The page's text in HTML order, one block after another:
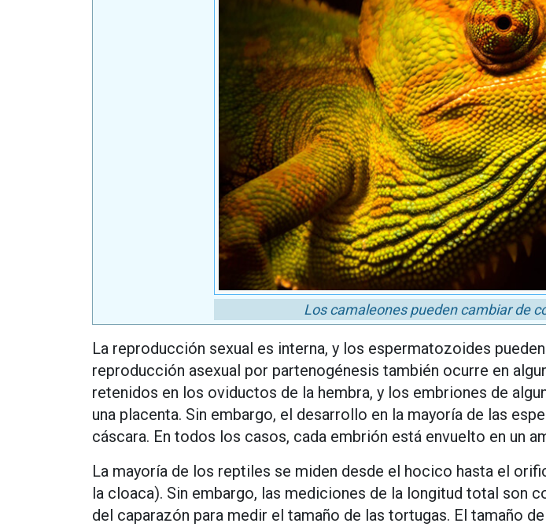
Los camaleones pueden cambiar de
La reproducción sexual es interna, y los espermatozoides
reproducción asexual por partenogénesis también ocurre en
retenidos en los oviductos de la hembra, y los embriones de
una placenta. Sin embargo, el desarrollo en la mayoría de las
cáscara. En todos los casos, cada embrión está envuelto en un
La mayoría de los reptiles se miden desde el hocico hasta el
la cloaca). Sin embargo, las mediciones de la longitud total son
del caparazón para medir el tamaño de las tortugas. El tamaño